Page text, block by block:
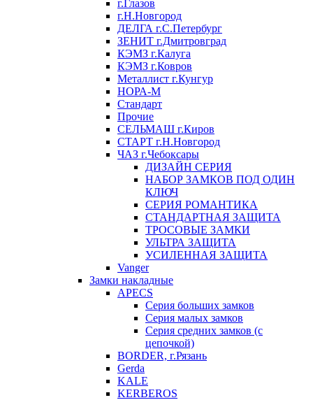
г.Глазов
г.Н.Новгород
ДЕЛГА г.С.Петербург
ЗЕНИТ г.Дмитровград
КЭМЗ г.Калуга
КЭМЗ г.Ковров
Металлист г.Кунгур
НОРА-М
Стандарт
Прочие
СЕЛЬМАШ г.Киров
СТАРТ г.Н.Новгород
ЧАЗ г.Чебоксары
ДИЗАЙН СЕРИЯ
НАБОР ЗАМКОВ ПОД ОДИН
КЛЮЧ
СЕРИЯ РОМАНТИКА
СТАНДАРТНАЯ ЗАЩИТА
ТРОСОВЫЕ ЗАМКИ
УЛЬТРА ЗАЩИТА
УСИЛЕННАЯ ЗАЩИТА
Vanger
Замки накладные
APECS
Серия больших замков
Серия малых замков
Серия средних замков (с
цепочкой)
BORDER, г.Рязань
Gerda
KALE
KERBEROS